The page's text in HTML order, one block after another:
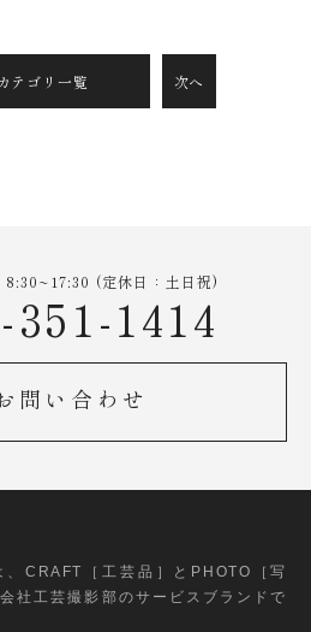
カテゴリ一覧 次へ
8:30~17:30 (定休日：土日祝)
351-1414
問い合わせ
CRAFT［工芸品］とPHOTO［写
社工芸撮影部のサービスブランドで